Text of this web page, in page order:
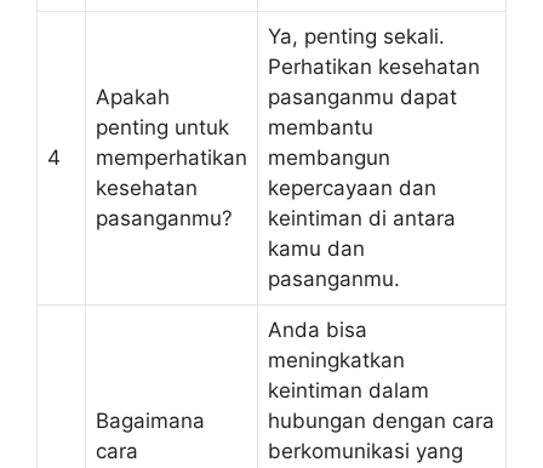
4
Apakah
penting untuk
memperhatikan
kesehatan
pasanganmu?
Ya, penting sekali.
Perhatikan kesehatan
pasanganmu dapat
membantu
membangun
kepercayaan dan
keintiman di antara
kamu dan
pasanganmu.
Bagaimana
cara
Anda bisa
meningkatkan
keintiman dalam
hubungan dengan cara
berkomunikasi yang